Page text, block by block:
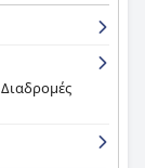
κέικ,
Το ξενοδοχείο
Αιγαίο
με
λεπτομέρεια